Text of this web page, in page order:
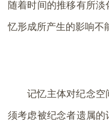
随着时间的推移有所
忆形成所产生的影响不
记忆主体对纪念空
须考虑被纪念者遗属